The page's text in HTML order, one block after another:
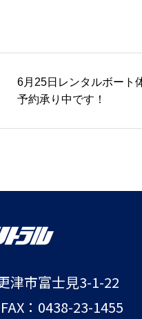
6月25日レンタルボー
予約承り中です！
津市富士見3-1-22
：0438-23-1455